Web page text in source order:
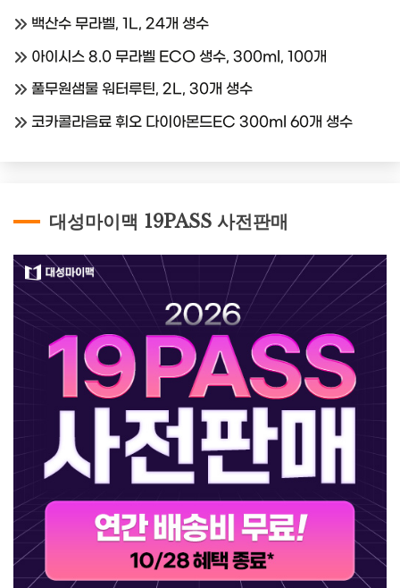
백산수 무라벨, 1L, 24개 생수
아이시스 8.0 무라벨 ECO 생수, 300ml, 100개
풀무원샘물 워터루틴, 2L, 30개 생수
코카콜라음료 휘오 다이아몬드EC 300ml 60개 생수
대성마이맥 19PASS 사전판매